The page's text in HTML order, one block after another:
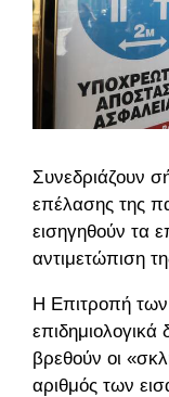
Συνεδριάζουν
επέλασης της
εισηγηθούν τα
αντιμετώπιση
Η Επιτροπή
βρεθούν οι
αριθμός των